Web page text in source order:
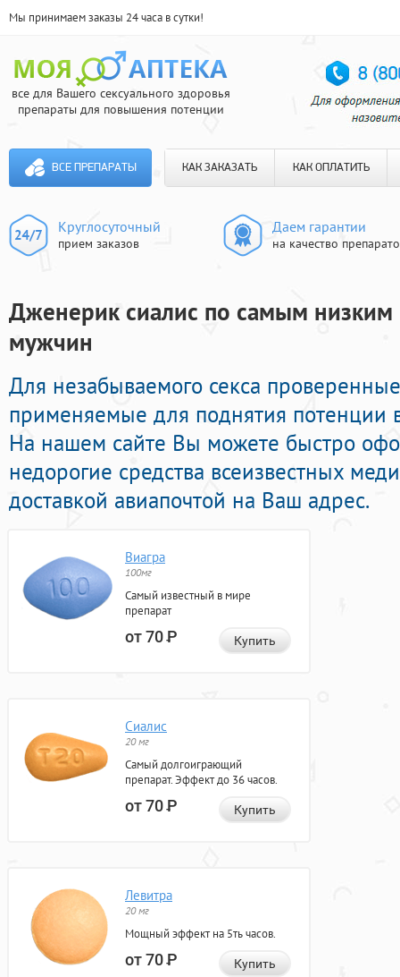
Мы принимаем заказы 24 часа в сутки!
все для Вашего сексуального здоровья
препараты для повышения потенции
ВСЕ ПРЕПАРАТЫ КАК ЗАКАЗАТЬ КАК ОПЛАТИТЬ
Круглосуточный
прием заказов
Даем гарантии
на качество
Дженерик сиалис по самым низким
мужчин
Для незабываемого секса
применяемые для поднятия потенции
На нашем сайте Вы можете быстро
недорогие средства всеизвестных
доставкой авиапочтой на Ваш адрес.
Виагра
100мг
Самый известный в мире
препарат
от 70Р Купить
Сиалис
20 мг
Самый долгоиграющий
препарат. Эффект до 36 часов.
от 70Р Купить
Левитра
20 мг
Мощный эффект на 5ть часов.
от 70Р Купить